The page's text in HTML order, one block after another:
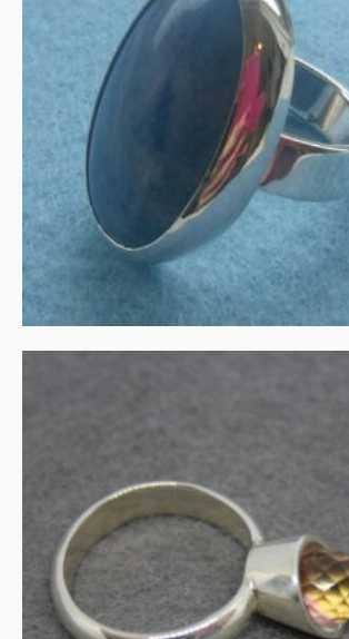
Aventurijn in
135.00
IN WINKELMAND
Zilveren kelk-
ametrien
€135.00